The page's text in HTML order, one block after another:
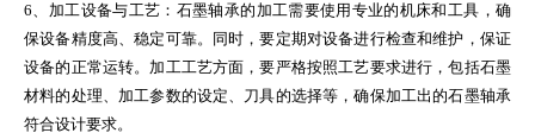
6、加工设备与工艺：石墨轴承的加工需要使用专业的机床和工具，确
保设备精度高、稳定可靠。同时，要定期对设备进行检查和维护，保证
设备的正常运转。加工工艺方面，要严格按照工艺要求进行，包括石墨
材料的处理、加工参数的设定、刀具的选择等，确保加工出的石墨轴承
符合设计要求。